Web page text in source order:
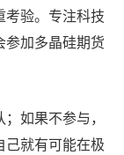
验。专注科技
加多晶硅期货
如果不参与，
就有可能在极